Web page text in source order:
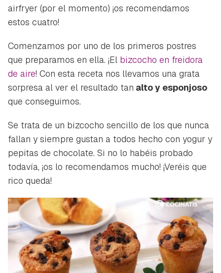
airfryer (por el momento) ¡os recomendamos
estos cuatro!
Comenzamos por uno de los primeros postres
que preparamos en ella. ¡El bizcocho en freidora
de aire! Con esta receta nos llevamos una grata
sorpresa al ver el resultado tan alto y esponjoso
que conseguimos.
Se trata de un bizcocho sencillo de los que nunca
fallan y siempre gustan a todos hecho con yogur y
pepitas de chocolate. Si no lo habéis probado
todavía, ¡os lo recomendamos mucho! ¡Veréis que
rico queda!